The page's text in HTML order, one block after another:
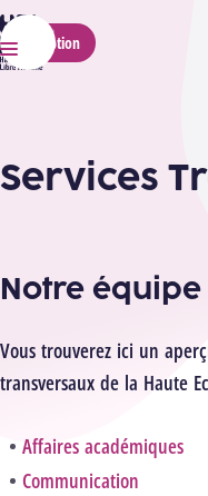
HELMo
Menu
Inscription
Services
Notre équipe
Vous trouverez ici un
transversaux de la Haute
Affaires académiques
Communication